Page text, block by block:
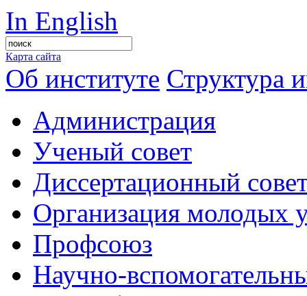
In English
Карта сайта
Об институте Структура
Администрация
Ученый совет
Диссертационный
Организация молодых
Профсоюз
Научно-